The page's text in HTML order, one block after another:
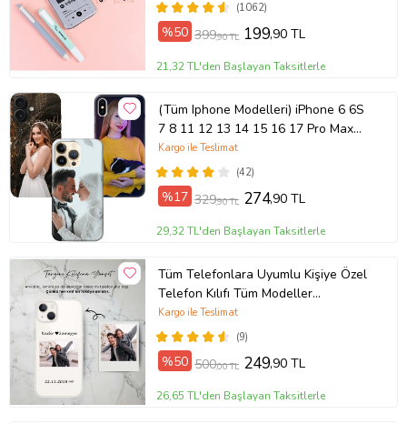
(1062)
%50 399,90 TL 199,90 TL
21,32 TL'den Başlayan Taksitlerle
(Tüm Iphone Modelleri) iPhone 6 6S
7 8 11 12 13 14 15 16 17 Pro Max
Plus Mini Kişiye Özel Resimli
Fotoğraflı Kılıf(42)
Kargo ile Teslimat
%17 329,90 TL 274,90 TL
29,32 TL'den Başlayan Taksitlerle
Tüm Telefonlara Uyumlu Kişiye Özel
Telefon Kılıfı Tüm Modeller
Açıklamada
(9)
Kargo ile Teslimat
%50 500,00 TL 249,90 TL
26,65 TL'den Başlayan Taksitlerle